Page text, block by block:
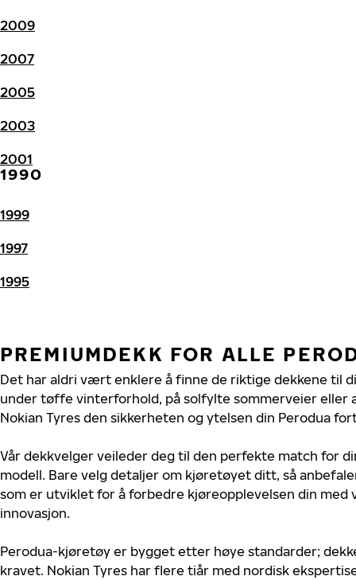
2009
2007
2005
2003
2001
1990
1999
1997
1995
PREMIUMDEKK FOR ALLE
Det har aldri vært enklere å finne de riktige dekkene til
under tøffe vinterforhold, på solfylte sommerveier eller
Nokian Tyres den sikkerheten og ytelsen din Perodua
Vår dekkvelger veileder deg til den perfekte match for
modell. Bare velg detaljer om kjøretøyet ditt, så
som er utviklet for å forbedre kjøreopplevelsen din med
innovasjon.
Perodua-kjøretøy er bygget etter høye standarder;
kravet. Nokian Tyres har flere tiår med nordisk